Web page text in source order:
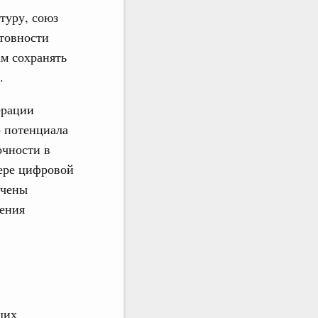
союз
сохранять
в
цифровой